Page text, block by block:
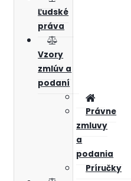
Ľudské
práva
Vzory
zmlúv a
podaní
Právne
zmluvy
a
podania
Príručky